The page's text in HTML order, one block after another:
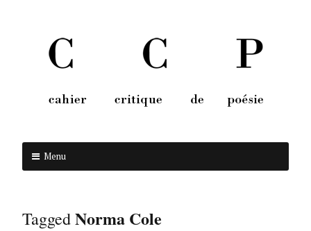
Menu
TaggedNorma Cole